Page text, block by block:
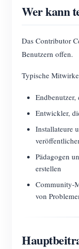
Wer kann
Das Contributor
Benutzern offen.
Typische
Endbenutzer,
Entwickler,
Installateure
Pädagogen
erstellen
Community-
von